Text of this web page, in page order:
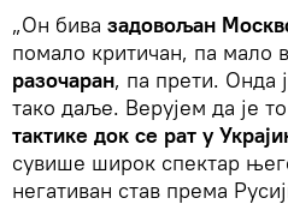
„Он бива задовољан
помало критичан, па мало
разочаран, па прети. Онда
тако даље. Верујем да је
тактике док се рат у
сувише широк спектар
негативан став према